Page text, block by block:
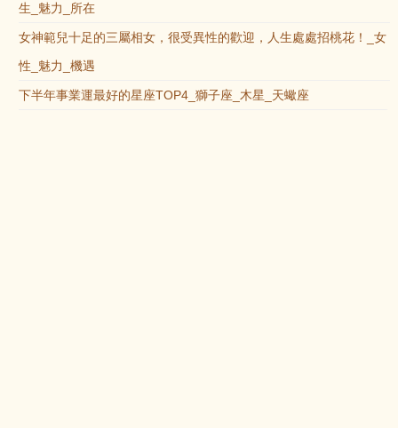
生_魅力_所在
女神範兒十足的三屬相女，很受異性的歡迎，人生處處招桃花！_女
性_魅力_機遇
下半年事業運最好的星座TOP4_獅子座_木星_天蠍座